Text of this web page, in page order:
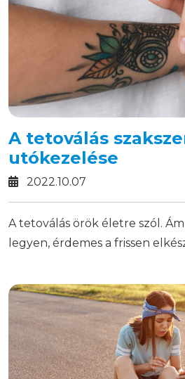
A tetoválás
utókezelése
2022.10.07
A tetoválás örök életre szól.
legyen, érdemes a frissen